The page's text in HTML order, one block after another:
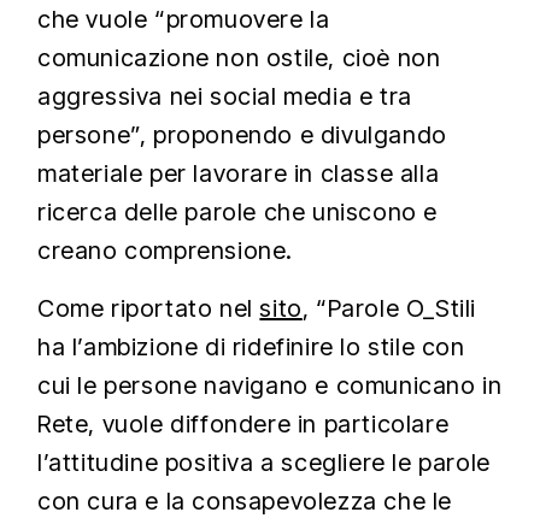
che vuole “promuovere la
comunicazione non ostile, cioè non
aggressiva nei social media e tra
persone”, proponendo e divulgando
materiale per lavorare in classe alla
ricerca delle parole che uniscono e
creano comprensione.
Come riportato nelsito, “Parole O_Stili
ha l’ambizione di ridefinire lo stile con
cui le persone navigano e comunicano in
Rete, vuole diffondere in particolare
l’attitudine positiva a scegliere le parole
con cura e la consapevolezza che le